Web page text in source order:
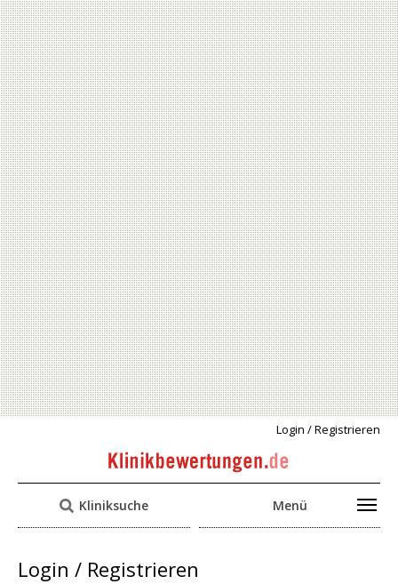
Login / Registrieren
Kliniksuche Menü
Login / Registrieren